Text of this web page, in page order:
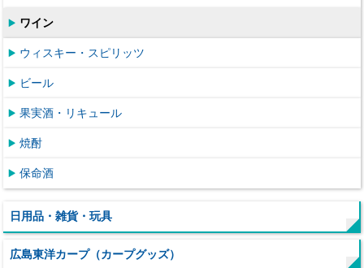
ワイン
ウィスキー・スピリッツ
ビール
果実酒・リキュール
焼酎
保命酒
日用品・雑貨・玩具
広島東洋カープ（カープグッズ）